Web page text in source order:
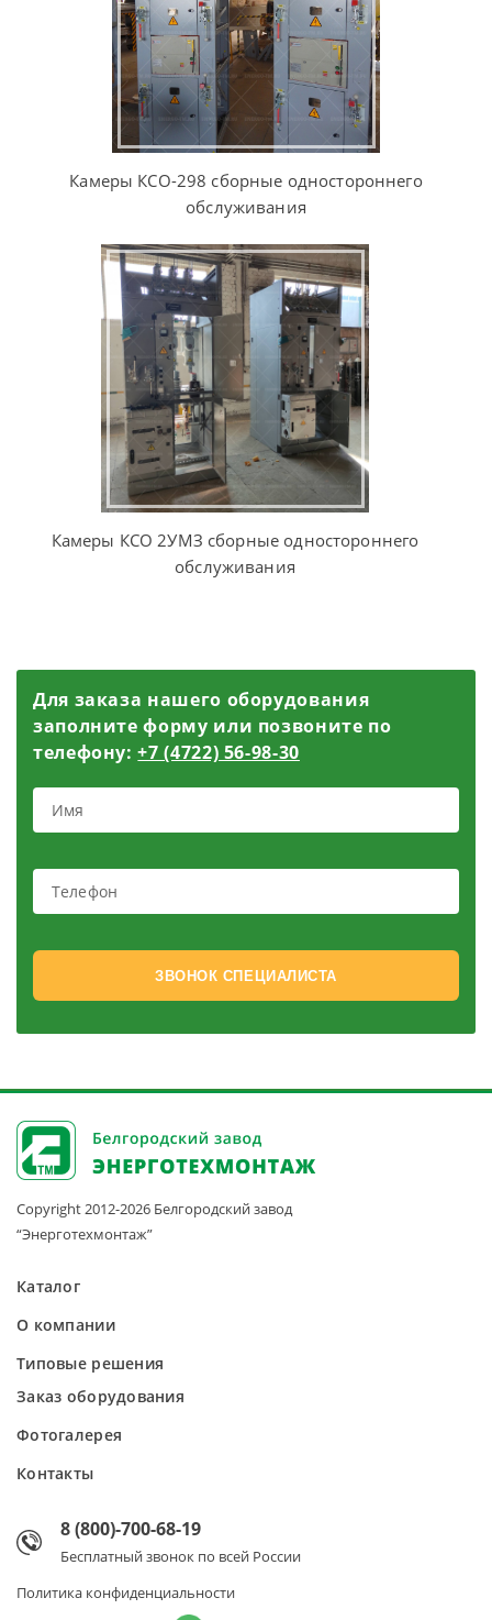
Камеры КСО-298 сборные одностороннего
обслуживания
Камеры КСО 2УМЗ сборные одностороннего
обслуживания
Для заказа нашего оборудования
заполните форму или позвоните по
телефону:+7 (4722) 56-98-30
ЗВОНОК СПЕЦИАЛИСТА
Copyright 2012-2026 Белгородский завод
“Энерготехмонтаж”
Каталог
О компании
Типовые решения
Заказ оборудования
Фотогалерея
Контакты
8 (800)-700-68-19
Бесплатный звонок по всей России
Политика конфиденциальности